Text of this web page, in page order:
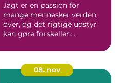
Jagt er en passion for
mange mennesker verden
over, og det rigtige udstyr
kan gøre forskellen...
08. nov